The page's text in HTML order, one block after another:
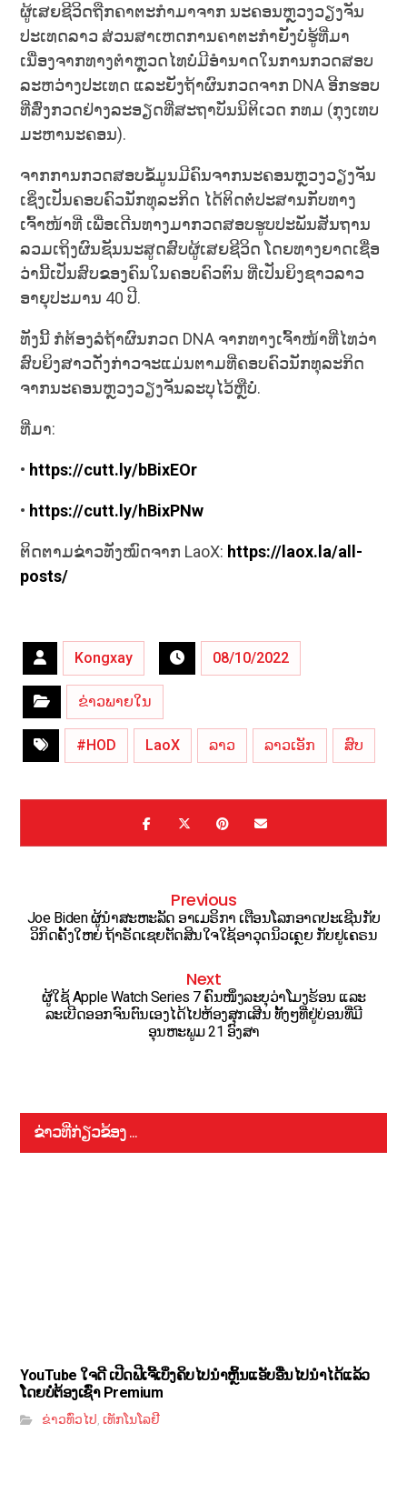
ຜູ້ເສຍຊີວິດຖືກຄາຕະກຳມາຈາກ ນະຄອນຫຼວງວຽງຈັນ
ປະເທດລາວ ສ່ວນສາເຫດການຄາຕະກໍາຍັງບໍ່ຮູ້ທີ່ມາ
ເນື່ອງຈາກທາງຕໍາຫຼວດໄທບໍ່ມີອໍານາດໃນການກວດສອບ
ລະຫວ່າງປະເທດ ແລະຍັງຖ້າຜົນກວດຈາກ DNA ອີກຮອບ
ທີ່ສົ່ງກວດຢ່າງລະອຽດທີ່ສະຖາບັນນິຕິເວດ ກທມ (ກຸງເທບ
ມະຫານະຄອນ).
ຈາກການກວດສອບຂໍ້ມູນມີຄົນຈາກນະຄອນຫຼວງວຽງຈັນ
ເຊິ່ງເປັນຄອບຄົວນັກທຸລະກິດ ໄດ້ຕິດຕໍ່ປະສານກັບທາງ
ເຈົ້າໜ້າທີ່ ເພື່ອເດີນທາງມາກວດສອບຮູບປະພັນສັນຖານ
ລວມເຖິງຜົນຊັນນະສູດສົບຜູ້ເສຍຊີວິດ ໂດຍທາງຍາດເຊື່ອ
ວ່ານີ້ເປັນສົບຂອງຄົນໃນຄອບຄົວຕົນ ທີ່ເປັນຍິງຊາວລາວ
ອາຍຸປະມານ 40 ປີ.
ທັງນີ້ ກໍຕ້ອງລໍຖ້າຜົນກວດ DNA ຈາກທາງເຈົ້າໜ້າທີ່ໄທວ່າ
ສົບຍິງສາວດັ່ງກ່າວຈະແມ່ນຕາມທີ່ຄອບຄົວນັກທຸລະກິດ
ຈາກນະຄອນຫຼວງວຽງຈັນລະບຸໄວ້ຫຼືບໍ່.
ທີ່ມາ:
• https://cutt.ly/bBixEOr
• https://cutt.ly/hBixPNw
ຕິດຕາມຂ່າວທັງໝົດຈາກ LaoX: https://laox.la/all-
posts/
Kongxay 08/10/2022
ຂ່າວພາຍໃນ
#HOD LaoX ລາວ ລາວເອັກ ສົບ
Previous
Joe Biden ຜູ້ນຳສະຫະລັດ ອາເມຣິກາ ເຕືອນໂລກອາດປະເຊີນກັບ
ວິກິດຄັ້ງໃຫຍ່ ຖ້າຣັດເຊຍຕັດສິນໃຈໃຊ້ອາວຸດນິວເຄຼຍ ກັບຢູເຄຣນ
Next
ຜູ້ໃຊ້ Apple Watch Series 7 ຄົນໜຶ່ງລະບຸວ່າໂມງຮ້ອນ ແລະ
ລະເບີດອອກຈົນຕົນເອງໄດ້ໄປຫ້ອງສຸກເສີນ ທັ້ງໆທີ່ຢູ່ບ່ອນທີ່ມີ
ອຸນຫະພູມ 21 ອົງສາ
ຂ່າວທີ່ກ່ຽວຂ້ອງ ...
YouTube ໃຈດີ ເປີດຟີເຈີ້ເບິ່ງຄິບໄປນຳຫຼິ້ນແອັບອື່ນໄປນຳໄດ້ແລ້ວ
ໂດຍບໍ່ຕ້ອງເຊົ່າ Premium
ຂ່າວທົ່ວໄປ ,ເທັກໂນໂລຢີ